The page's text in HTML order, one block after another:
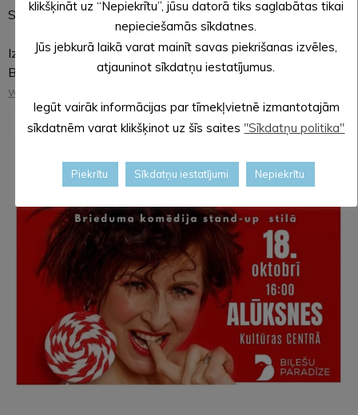
Sieviete joprojām ir labākais, kas Latvijā ir!
Izrāde divās daļās ar starpbrīdi. Izrādes garums – 2h.
Biļetes – Alūksnes Kultūras centra kasē vai internetā
www.bilesuparadize.lv
klikšķināt uz “Nepiekrītu”, jūsu datorā tiks saglabātas tikai
nepieciešamās sīkdatnes.
Jūs jebkurā laikā varat mainīt savas piekrišanas izvēles,
atjauninot sīkdatņu iestatījumus.
Iegūt vairāk informācijas par tīmekļvietnē izmantotajām
sīkdatnēm varat klikšķinot uz šīs saites "Sīkdatņu politika"
Piekrītu Sīkdatņu iestatījumi Nepiekrītu